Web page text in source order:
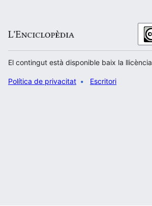
El contingut està disponible baix la llicència
Política de privacitat Escritori